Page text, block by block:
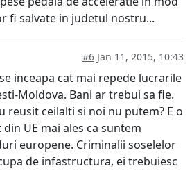
fi salvate in judetul nostru...
#6 Jan 11, 2015, 10:43
inceapa cat mai repede lucrarile
Moldova. Bani ar trebui sa fie.
reusit ceilalti si noi nu putem? E o
UE mai ales ca suntem
europene. Criminalii soselelor
de infastructura, ei trebuiesc